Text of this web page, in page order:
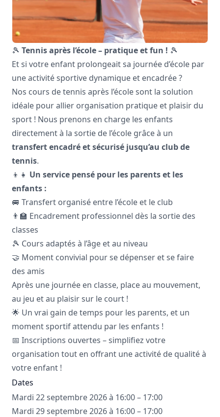
🎾 Tennis après l’école – pratique et fun ! 🎾
Et si votre enfant prolongeait sa journée d’école par
une activité sportive dynamique et encadrée ?
Nos cours de tennis après l’école sont la solution
idéale pour allier organisation pratique et plaisir du
sport ! Nous prenons en charge les enfants
directement à la sortie de l’école grâce à un
transfert encadré et sécurisé jusqu’au club de
tennis.
👦👧 Un service pensé pour les parents et les
enfants :
🚐 Transfert organisé entre l’école et le club
👨‍🏫 Encadrement professionnel dès la sortie des
classes
🎾 Cours adaptés à l’âge et au niveau
🤝 Moment convivial pour se dépenser et se faire
des amis
Après une journée en classe, place au mouvement,
au jeu et au plaisir sur le court !
🌟 Un vrai gain de temps pour les parents, et un
moment sportif attendu par les enfants !
📅 Inscriptions ouvertes – simplifiez votre
organisation tout en offrant une activité de qualité à
votre enfant !
Dates
Mardi 22 septembre 2026 à 16:00 – 17:00
Mardi 29 septembre 2026 à 16:00 – 17:00